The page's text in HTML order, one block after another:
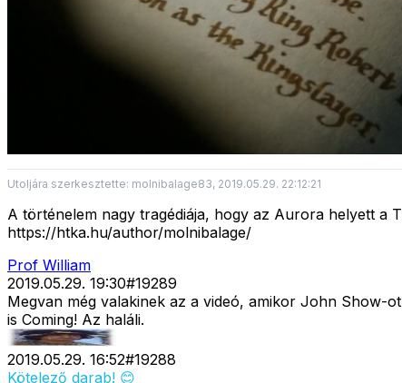
Utoljára szerkesztette: molnibalage83, 2019.05.29. 22:12:21
A történelem nagy tragédiája, hogy az Aurora helyett a
https://htka.hu/author/molnibalage/
Prof William
2019.05.29. 19:30#19289
Megvan még valakinek az a videó, amikor John Show-
is Coming! Az haláli.
2019.05.29. 16:52#19288
Kötelező darab! 😊